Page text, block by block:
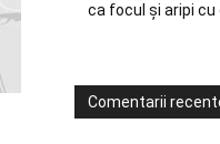
ca focul și aripi
Comentarii